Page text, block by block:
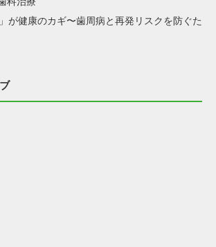
が健康のカギ〜歯周病と再発リスクを防ぐた